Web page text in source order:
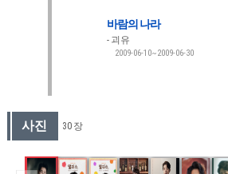
바람의 나라
괴유
2009-06-10~2009-06-30
사진 30 장